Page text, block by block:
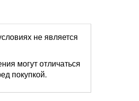
не является
могут отличаться
покупкой.